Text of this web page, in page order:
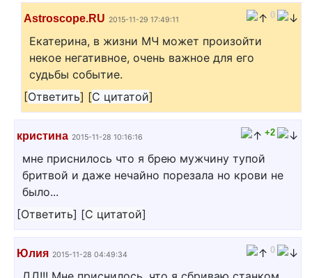
Astroscope.RU 2015-11-29 17:49:11 0
Екатерина, в жизни МЧ может произойти
некое негативное, очень важное для его
судьбы событие.
[Ответить] [С цитатой]
кристина 2015-11-28 10:16:16 +2
мне приснилось что я брею мужчину тупой
бритвой и даже нечайно порезала но крови не
было...
[Ответить] [С цитатой]
Юлия 2015-11-28 04:49:34 0